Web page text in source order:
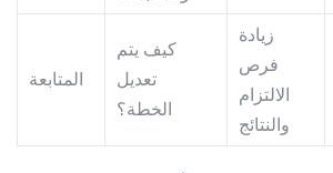
المتابعة
كيف يتم
تعديل
الخطة؟
زيادة
فرص
الالتزام
والنتائج